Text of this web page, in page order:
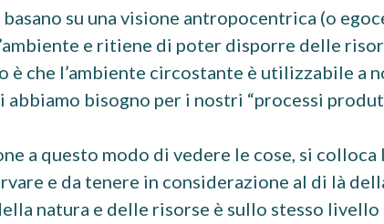
su una visione antropocentrica (o
e ritiene di poter disporre delle
che l’ambiente circostante è utilizzabile a
abbiamo bisogno per i nostri “processi
a questo modo di vedere le cose, si
e da tenere in considerazione al di là
natura e delle risorse è sullo stesso livello